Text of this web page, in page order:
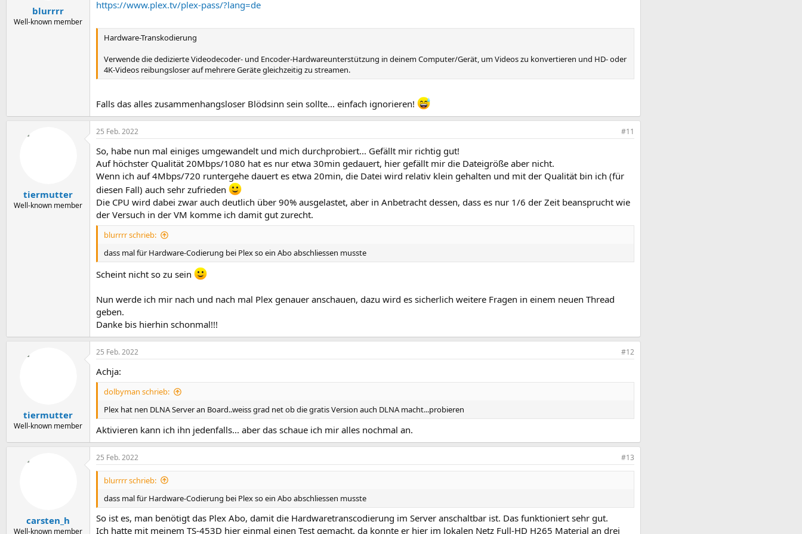
blurrrr
Well-known member
https://www.plex.tv/plex-pass/?lang=de
Hardware-Transkodierung
Verwende die dedizierte Videodecoder- und Encoder-Hardwareunterstützung in deinem Computer/Gerät, um Videos zu konvertieren und HD- oder
4K-Videos reibungsloser auf mehrere Geräte gleichzeitig zu streamen.
Falls das alles zusammenhangsloser Blödsinn sein sollte... einfach ignorieren!
tiermutter
Well-known member
25 Feb. 2022 #11
So, habe nun mal einiges umgewandelt und mich durchprobiert... Gefällt mir richtig gut!
Auf höchster Qualität 20Mbps/1080 hat es nur etwa 30min gedauert, hier gefällt mir die Dateigröße aber nicht.
Wenn ich auf 4Mbps/720 runtergehe dauert es etwa 20min, die Datei wird relativ klein gehalten und mit der Qualität bin ich (für
diesen Fall) auch sehr zufrieden
Die CPU wird dabei zwar auch deutlich über 90% ausgelastet, aber in Anbetracht dessen, dass es nur 1/6 der Zeit beansprucht wie
der Versuch in der VM komme ich damit gut zurecht.
blurrrr schrieb:
dass mal für Hardware-Codierung bei Plex so ein Abo abschliessen musste
Scheint nicht so zu sein
Nun werde ich mir nach und nach mal Plex genauer anschauen, dazu wird es sicherlich weitere Fragen in einem neuen Thread
geben.
Danke bis hierhin schonmal!!!
tiermutter
Well-known member
25 Feb. 2022 #12
Achja:
dolbyman schrieb:
Plex hat nen DLNA Server an Board..weiss grad net ob die gratis Version auch DLNA macht...probieren
Aktivieren kann ich ihn jedenfalls... aber das schaue ich mir alles nochmal an.
carsten_h
Well-known member
25 Feb. 2022 #13
blurrrr schrieb:
dass mal für Hardware-Codierung bei Plex so ein Abo abschliessen musste
So ist es, man benötigt das Plex Abo, damit die Hardwaretranscodierung im Server anschaltbar ist. Das funktioniert sehr gut.
Ich hatte mit meinem TS-453D hier einmal einen Test gemacht, da konnte er hier im lokalen Netz Full-HD H265 Material an drei